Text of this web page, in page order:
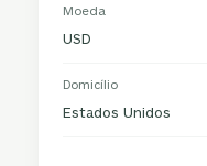
Moeda
USD
Domicílio
Estados Unidos